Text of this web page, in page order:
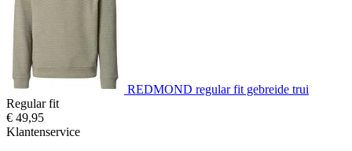
REDMOND regular fit gebreide trui
Regular fit
€ 49,95
Klantenservice